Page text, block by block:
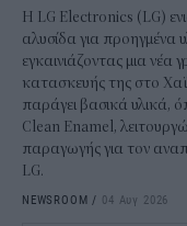
Η LG Electronics (LG)
αλυσίδα για προηγμένα
εγκαινιάζοντας μια
κατασκευής της στο
παράγει βασικά υλικά,
Clean Enamel,
παραγωγής για τον
LG.
NEWSROOM / 04 Αυγ 2026